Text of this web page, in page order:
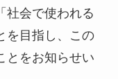
社会で使われる
を目指し、この
とをお知らせい